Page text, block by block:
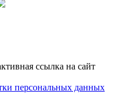
ссылка на сайт
персональных данных